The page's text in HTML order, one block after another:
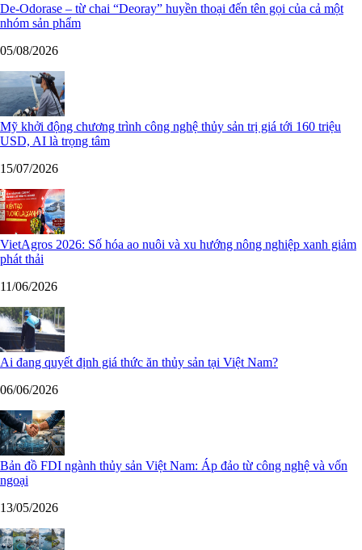
De-Odorase – từ chai “Deoray” huyền thoại đến tên gọi của cả một
nhóm sản phẩm
05/08/2026
Mỹ khởi động chương trình công nghệ thủy sản trị giá tới 160 triệu
USD, AI là trọng tâm
15/07/2026
VietAgros 2026: Số hóa ao nuôi và xu hướng nông nghiệp xanh giảm
phát thải
11/06/2026
Ai đang quyết định giá thức ăn thủy sản tại Việt Nam?
06/06/2026
Bản đồ FDI ngành thủy sản Việt Nam: Áp đảo từ công nghệ và vốn
ngoại
13/05/2026